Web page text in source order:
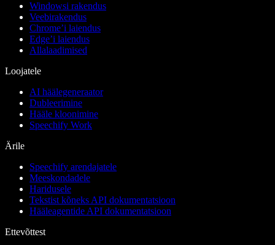
Windowsi rakendus
Veebirakendus
Chrome’i laiendus
Edge’i laiendus
Allalaadimised
Loojatele
AI häälegeneraator
Dubleerimine
Hääle kloonimine
Speechify Work
Ärile
Speechify arendajatele
Meeskondadele
Haridusele
Tekstist kõneks API dokumentatsioon
Hääleagentide API dokumentatsioon
Ettevõttest